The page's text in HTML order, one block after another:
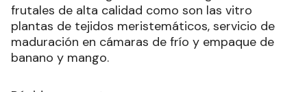
frutales de alta calidad como son las vitro
plantas de tejidos meristemáticos, servicio de
maduración en cámaras de frío y empaque de
banano y mango.